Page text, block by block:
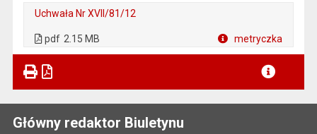
Uchwała Nr XVII/81/12
pdf 2.15 MB metryczka
Główny redaktor Biuletynu